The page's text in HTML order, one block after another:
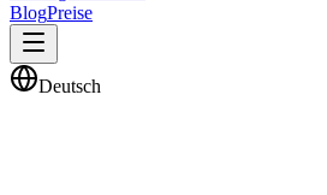
BlogPreise
Deutsch